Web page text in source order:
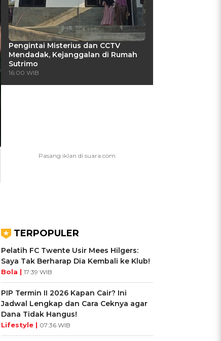
Pengintai Misterius dan CCTV
Mendadak, Kejanggalan di Rumah
Sutrimo
16:00 WIB
TERPOPULER
Pelatih FC Twente Usir Mees Hilgers:
Saya Tak Berharap Dia Kembali ke Klub!
Bola | 17:39 WIB
PIP Termin II 2026 Kapan Cair? Ini
Jadwal Lengkap dan Cara Ceknya agar
Dana Tidak Hangus!
Lifestyle | 07:36 WIB